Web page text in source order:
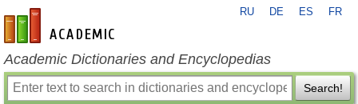
en-academic.com
RU DE ES FR
Academic Dictionaries and Encyclopedias
Search!